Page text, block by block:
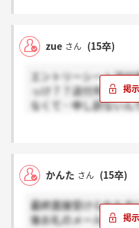
zue さん (15卒)
エントリーシート送
っけ？？送付先住所
なくて…申し訳ないん
かんた さん (15卒)
最終面接受けられた
後お礼のメールなどは